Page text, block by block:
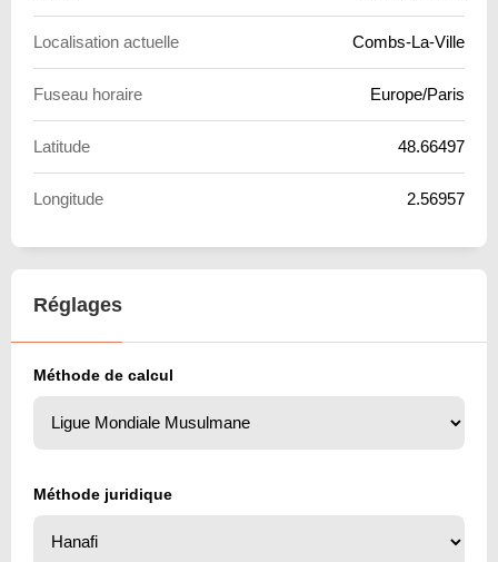
Localisation actuelle Combs-La-Ville
Fuseau horaire Europe/Paris
Latitude 48.66497
Longitude 2.56957
Réglages
Méthode de calcul
Méthode juridique